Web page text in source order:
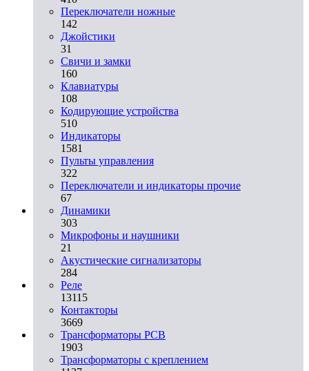
Переключатели ножные
142
Джойстики
31
Свичи и замки
160
Клавиатуры
108
Кодирующие устройства
510
Индикаторы
1581
Пульты управления
322
Переключатели и индикаторы прочие
67
Динамики
303
Микрофоны и наушники
21
Акустические сигнализаторы
284
Реле
13115
Контакторы
3669
Трансформаторы PCB
1903
Трансформаторы с креплением